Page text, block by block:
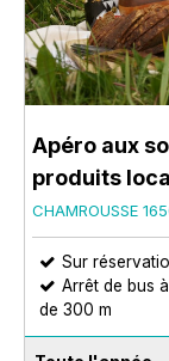
Apéro aux
produits
CHAMROUSSE
Sur
Arrêt de bus
de 300 m